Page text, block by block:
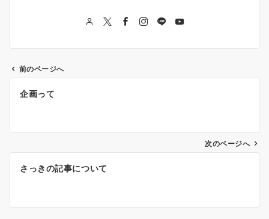
ゲ
シ
前のページへ
企画って
次のページへ
さっきの記事について